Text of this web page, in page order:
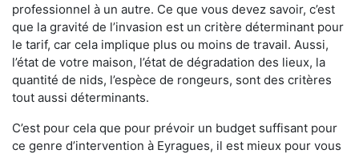
professionnel à un autre. Ce que vous devez savoir, c’est
que la gravité de l’invasion est un critère déterminant pour
le tarif, car cela implique plus ou moins de travail. Aussi,
l’état de votre maison, l’état de dégradation des lieux, la
quantité de nids, l’espèce de rongeurs, sont des critères
tout aussi déterminants.
C’est pour cela que pour prévoir un budget suffisant pour
ce genre d’intervention à Eyragues, il est mieux pour vous